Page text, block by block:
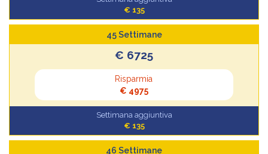
€ 135
45 Settimane
€ 6725
Risparmia
€ 4975
Settimana aggiuntiva
€ 135
46 Settimane